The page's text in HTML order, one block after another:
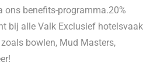
ons benefits-programma.20%
bij alle Valk Exclusief hotelsvaak
bowlen, Mud Masters,